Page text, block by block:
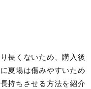
長くないため、購入後
夏場は傷みやすいため
持ちさせる方法を紹介